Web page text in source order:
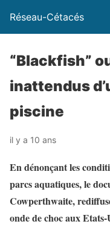
Réseau-Cétacés
“Blackfish”
inattendus
piscine
il y a 10 ans
En dénonçant les
parcs aquatiques, le
Cowperthwaite,
onde de choc aux